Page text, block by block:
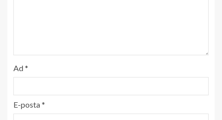
Ad*
E-posta*